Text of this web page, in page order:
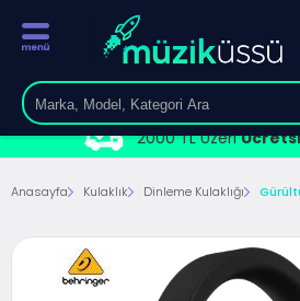
2000 TL Üzeri
Anasayfa Kulaklık Dinleme Kulaklığı